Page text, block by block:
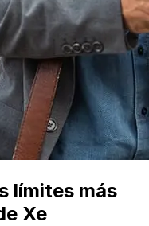
límites más
Xe